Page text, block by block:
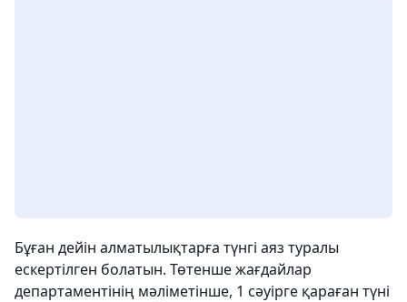
Бұған дейін алматылықтарға түнгі аяз туралы
ескертілген болатын. Төтенше жағдайлар
департаментінің мәліметінше, 1 сәуірге қараған түні